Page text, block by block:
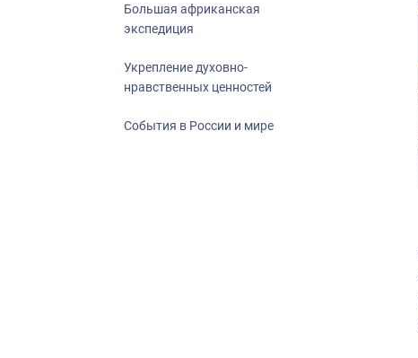
Большая африканская
экспедиция
Укрепление духовно-
нравственных ценностей
События в России и мире